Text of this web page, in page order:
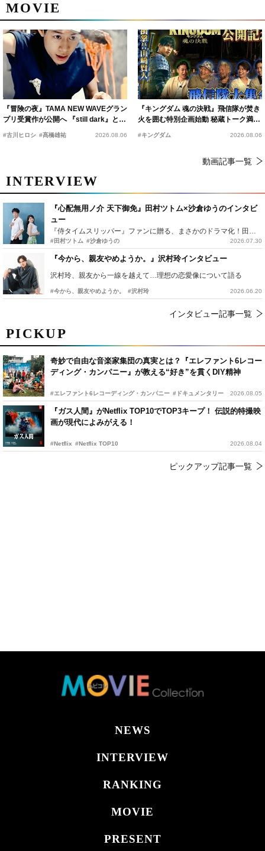
PICKUP
奇妙で自由な音楽家集団の真実とは？『エレファント6レコー
ディング・カンパニー』が教える“好き”を貫くDIY精神
#エレファント6レコーディング・カンパニー #ドキュメンタリー 2026.08.05
『ガス人間』がNetflix TOP10でTOP3キープ！ 伝説的特撮映
画が現代によみがえる！
#Netflix #Netflix TOP10 2026.08.04
ピックアップ記事一覧
MOVIE
『冒険の夜』TAMA NEW WAVEグラン
プリ受賞作が公開へ 『still dark』と同
時上映決定
#古川ヒロシ #髙橋雄祐 2026.08.06
『キングダム 魂の決戦』飛信隊が焚き
火を囲む特別企画始動 秘蔵トーク満載
の“キングダムキャンプ”開催
#キングダム 2026.08.06
動画記事一覧
INTERVIEW
『心配無用ノ介 天下御免』田村ツトム×沙倉ゆうのインタビ
ュー
#田村ツトム #沙倉ゆうの 2026.07.30
『今から、親友やめようか。』沢村玲インタビュー
沢村玲、親友から一線を越えて…理想の恋愛像について語る
#今から、親友やめようか。 #沢村玲 2026.06.20
インタビュー記事一覧
NEWS
INTERVIEW
RANKING
MOVIE
PRESENT